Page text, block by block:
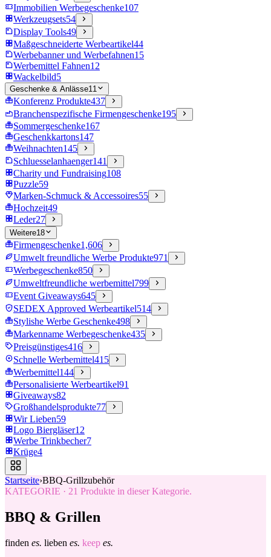
Immobilien Werbegeschenke107
Werkzeugsets54
Display Tools49
Maßgeschneiderte Werbeartikel44
Werbebanner und Werbefahnen15
Werbemittel Fahnen12
Wackelbild5
Geschenke & Anlässe11
Konferenz Produkte437
Branchenspezifische Firmengeschenke195
Sommergeschenke167
Geschenkkartons147
Weihnachten145
Schluesselanhaenger141
Charity und Fundraising108
Puzzle59
Marken-Schmuck & Accessoires55
Hochzeit49
Leder27
Weitere18
Firmengeschenke1,606
Umwelt freundliche Werbe Produkte971
Werbegeschenke850
Umweltfreundliche werbemittel799
Event Giveaways645
SEDEX Approved Werbeartikel514
Stylishe Werbe Geschenke498
Markenname Werbegeschenke435
Preisgünstiges416
Schnelle Werbemittel415
Werbemittel144
Personalisierte Werbeartikel91
Giveaways82
Großhandelsprodukte77
Wir Lieben59
Logo Biergläser12
Werbe Trinkbecher7
Krüge4
Startseite›BBQ-Grillzubehör
KATEGORIE · 21 Produkte in dieser Kategorie.
BBQ & Grillen
finden es. lieben es. keep es.